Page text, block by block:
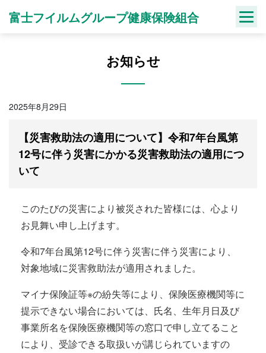
富士フイルムグループ健康保険組合
お知らせ
2025年8月29日
【災害救助法の適用について】令和7年台風第
12号に伴う災害にかかる災害救助法の適用につ
いて
このたびの災害により被災された皆様には、心より
お見舞い申し上げます。
令和7年台風第12号に伴う災害に伴う災害により、
対象地域に災害救助法が適用されました。
マイナ保険証等※の紛失等により、保険医療機関等に
提示できない場合においては、氏名、生年月日及び
事業所名を保険医療機関等の窓口で申し立てること
により、受診できる取扱いが講じられていますの